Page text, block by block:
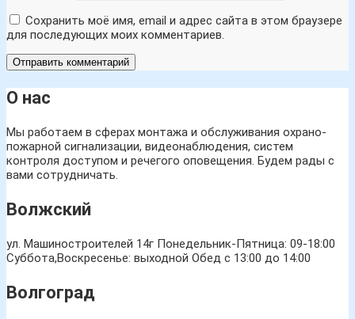
Сохранить моё имя, email и адрес сайта в этом браузере
для последующих моих комментариев.
О нас
Мы работаем в сферах монтажа и обслуживания охрано-
пожарной сигнализации, видеонаблюдения, систем
контроля доступом и речегого оповещения. Будем рады с
вами сотрудничать.
Волжский
ул. Машиностроителей 14г Понедельник-Пятница: 09-18:00
Суббота,Воскресенье: выходной Обед с 13:00 до 14:00
Волгоград